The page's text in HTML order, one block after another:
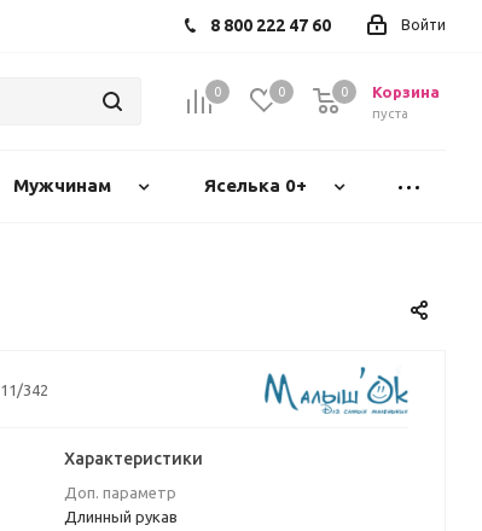
Войти
8 800 222 47 60
0 0 Корзина
пуста
0
Мужчинам Яселька 0+
11/342
Характеристики
Доп. параметр
Длинный рукав